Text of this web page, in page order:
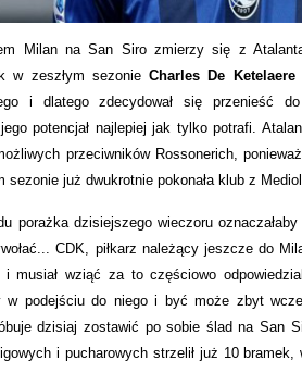
Milan na San Siro zmierzy się z
w zeszłym sezonieCharles De Ketelaere
i dlatego zdecydował się przenieść
potencjał najlepiej jak tylko potrafi.
przeciwników Rossonerich,
sezonie już dwukrotnie pokonała klub z
porażka dzisiejszego wieczoru
CDK, piłkarz należący jeszcze do
i musiał wziąć za to częściowo
w podejściu do niego i być może zbyt
dzisiaj zostawić po sobie ślad na San
i pucharowych strzelił już 10